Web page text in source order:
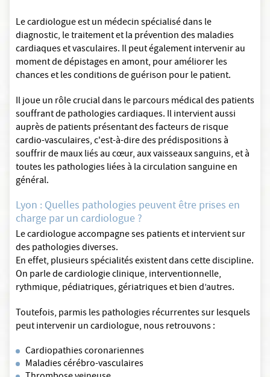
Le cardiologue est un médecin spécialisé dans le
diagnostic, le traitement et la prévention des maladies
cardiaques et vasculaires. Il peut également intervenir au
moment de dépistages en amont, pour améliorer les
chances et les conditions de guérison pour le patient.
Il joue un rôle crucial dans le parcours médical des patients
souffrant de pathologies cardiaques. Il intervient aussi
auprès de patients présentant des facteurs de risque
cardio-vasculaires, c'est-à-dire des prédispositions à
souffrir de maux liés au cœur, aux vaisseaux sanguins, et à
toutes les pathologies liées à la circulation sanguine en
général.
Lyon : Quelles pathologies peuvent être prises en
charge par un cardiologue ?
Le cardiologue accompagne ses patients et intervient sur
des pathologies diverses.
En effet, plusieurs spécialités existent dans cette discipline.
On parle de cardiologie clinique, interventionnelle,
rythmique, pédiatriques, gériatriques et bien d’autres.
Toutefois, parmis les pathologies récurrentes sur lesquels
peut intervenir un cardiologue, nous retrouvons :
Cardiopathies coronariennes
Maladies cérébro-vasculaires